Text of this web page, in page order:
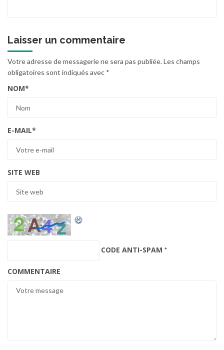
Laisser un commentaire
Votre adresse de messagerie ne sera pas publiée.Les champs
obligatoires sont indiqués avec *
NOM*
E-MAIL*
SITE WEB
CODE ANTI-SPAM *
COMMENTAIRE